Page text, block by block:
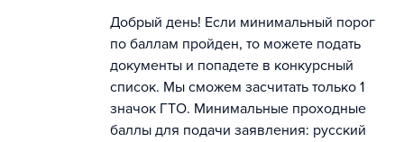
Добрый день! Если минимальный порог
по баллам пройден, то можете подать
документы и попадете в конкурсный
список. Мы сможем засчитать только 1
значок ГТО. Минимальные проходные
баллы для подачи заявления: русский